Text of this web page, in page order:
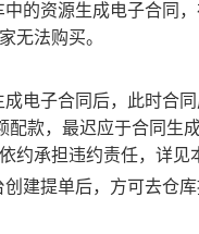
的资源生成电子合同
无法购买。
电子合同后，此时合
配款，最迟应于合同
约承担违约责任，详见
建提单后，方可去仓